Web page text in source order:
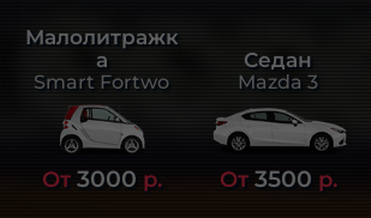
Малолитражк
а
Smart Fortwo
От 3000 р.
Седан
Mazda 3
От 3500 р.